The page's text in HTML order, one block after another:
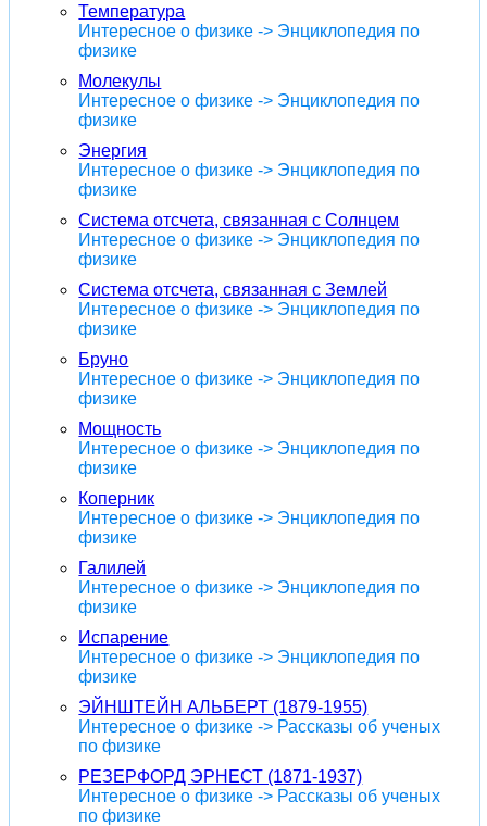
Температура
Интересное о физике -> Энциклопедия по
физике
Молекулы
Интересное о физике -> Энциклопедия по
физике
Энергия
Интересное о физике -> Энциклопедия по
физике
Система отсчета, связанная с Солнцем
Интересное о физике -> Энциклопедия по
физике
Система отсчета, связанная с Землей
Интересное о физике -> Энциклопедия по
физике
Бруно
Интересное о физике -> Энциклопедия по
физике
Мощность
Интересное о физике -> Энциклопедия по
физике
Коперник
Интересное о физике -> Энциклопедия по
физике
Галилей
Интересное о физике -> Энциклопедия по
физике
Испарение
Интересное о физике -> Энциклопедия по
физике
ЭЙНШТЕЙН АЛЬБЕРТ (1879-1955)
Интересное о физике -> Рассказы об ученых
по физике
РЕЗЕРФОРД ЭРНЕСТ (1871-1937)
Интересное о физике -> Рассказы об ученых
по физике